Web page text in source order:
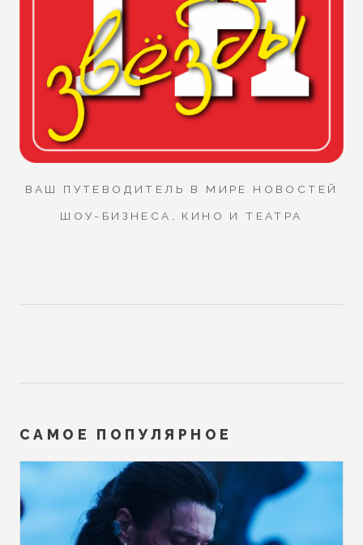
ВАШ ПУТЕВОДИТЕЛЬ В МИРЕ НОВОСТЕЙ
ШОУ-БИЗНЕСА, КИНО И ТЕАТРА
САМОЕ ПОПУЛЯРНОЕ